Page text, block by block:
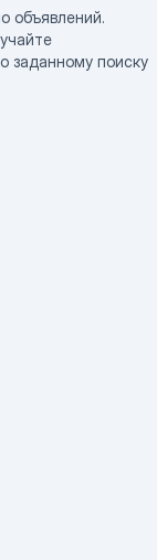
объявлений.
заданному поиску